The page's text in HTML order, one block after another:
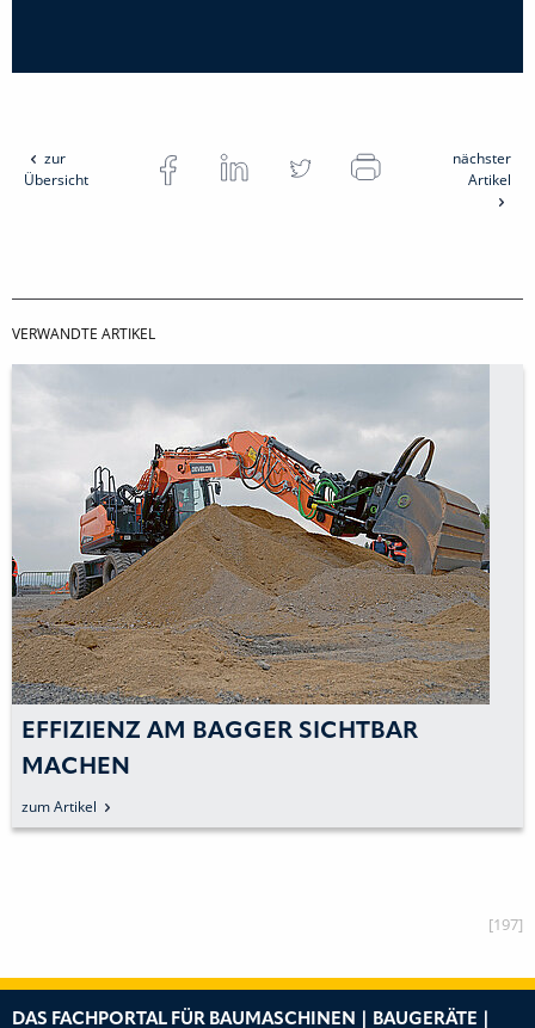
zur
Übersicht
nächster
Artikel
VERWANDTE ARTIKEL
EFFIZIENZ AM BAGGER SICHTBAR
MACHEN
zum Artikel
[197]
DAS FACHPORTAL FÜR BAUMASCHINEN | BAUGERÄTE |